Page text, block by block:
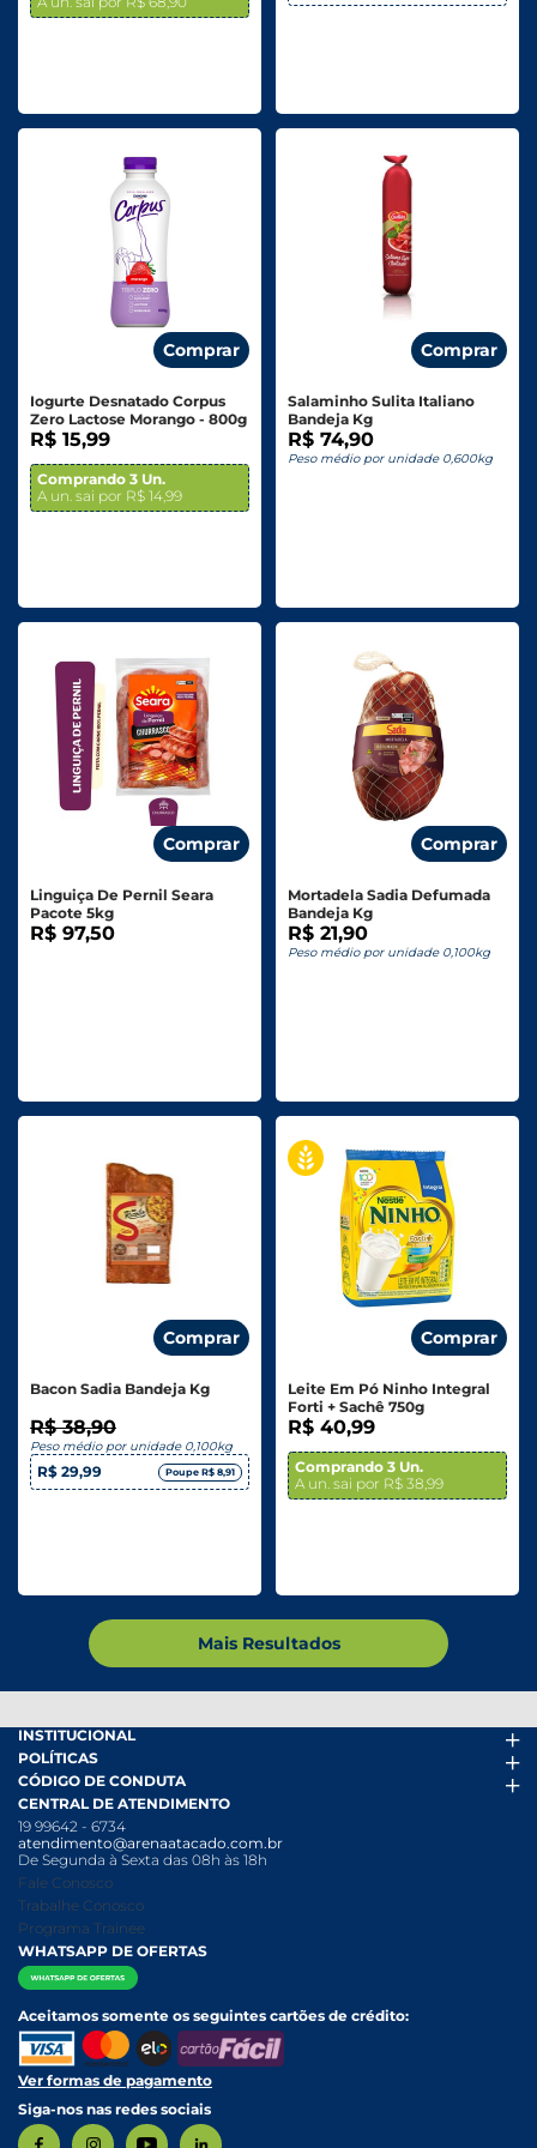
Comprar
Iogurte Desnatado Corpus
Zero Lactose Morango - 800g
R$ 15,99
Comprando 3 Un.
A un. sai por R$ 14,99
Comprar
Salaminho Sulita Italiano
Bandeja Kg
R$ 74,90
Peso médio por unidade 0,600kg
Comprar
Linguiça De Pernil Seara
Pacote 5kg
R$ 97,50
Comprar
Mortadela Sadia Defumada
Bandeja Kg
R$ 21,90
Peso médio por unidade 0,100kg
Comprar
Bacon Sadia Bandeja Kg
R$ 38,90
Peso médio por unidade 0,100kg
R$ 29,99 Poupe R$ 8,91
Comprar
Leite Em Pó Ninho Integral
Forti + Sachê 750g
R$ 40,99
Comprando 3 Un.
A un. sai por R$ 38,99
Mais Resultados
INSTITUCIONAL
Arena Mais
Fácil Pra Pagar
Ofertas
Folheto
Nossas Lojas
Nossa História
Relatório Transparência Salarial
POLÍTICAS
Termos de uso
Política de Trocas e Devoluções
Política de Privacidade
Política Anticorrupção
Política de entrega e Retirada
Política de Pagamento
CÓDIGO DE CONDUTA
Código de conduta PDF
Canal de Denúncias
Canal de Denúncias da Mulher
CENTRAL DE ATENDIMENTO
19 99642 - 6734
atendimento@arenaatacado.com.br
De Segunda à Sexta das 08h às 18h
Fale Conosco
Trabalhe Conosco
Programa Trainee
WHATSAPP DE OFERTAS
Aceitamos somente os seguintes cartões de crédito:
Ver formas de pagamento
Siga-nos nas redes sociais